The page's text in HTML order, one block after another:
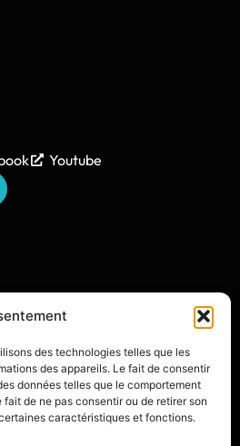
des technologies telles que les
des appareils. Le fait de consentir
données telles que le comportement
de ne pas consentir ou de retirer son
caractéristiques et fonctions.
Youtube